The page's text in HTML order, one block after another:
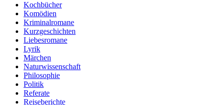
Kochbücher
Komödien
Kriminalromane
Kurzgeschichten
Liebesromane
Lyrik
Märchen
Naturwissenschaft
Philosophie
Politik
Referate
Reiseberichte